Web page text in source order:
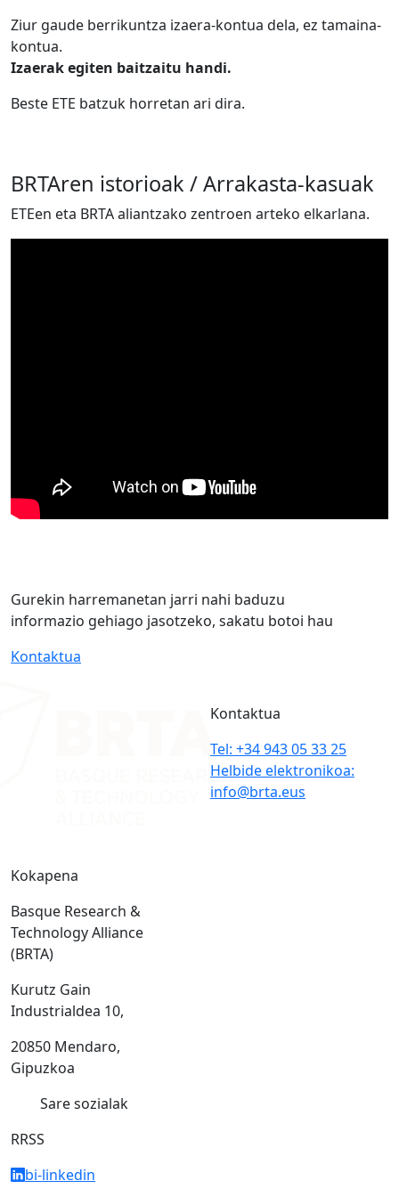
Ziur gaude berrikuntza izaera-kontua dela, ez tamaina-
kontua.
Izaerak egiten baitzaitu handi.
Beste ETE batzuk horretan ari dira.
BRTAren istorioak / Arrakasta-kasuak
ETEen eta BRTA aliantzako zentroen arteko elkarlana.
Gurekin harremanetan jarri nahi baduzu
informazio gehiago jasotzeko, sakatu botoi hau
Kontaktua
Kokapena
Basque Research &
Technology Alliance
(BRTA)
Kurutz Gain
Industrialdea 10,
20850 Mendaro,
Gipuzkoa
Kontaktua
Tel: +34 943 05 33 25
Helbide elektronikoa:
info@brta.eus
Sare sozialak
RRSS
bi-linkedin